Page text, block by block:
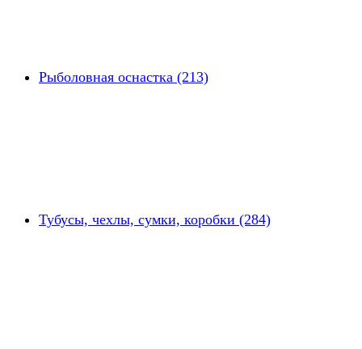
Рыболовная оснастка (213)
Тубусы, чехлы, сумки, коробки (284)